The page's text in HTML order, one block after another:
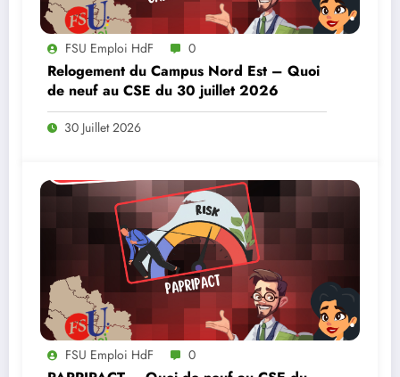
FSU Emploi HdF 0
Relogement du Campus Nord Est – Quoi
de neuf au CSE du 30 juillet 2026
30 Juillet 2026
FSU Emploi HdF 0